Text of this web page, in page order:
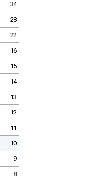
34
28
22
16
15
14
13
12
11
10
9
8